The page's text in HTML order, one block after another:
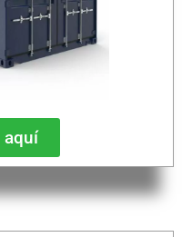
aquí